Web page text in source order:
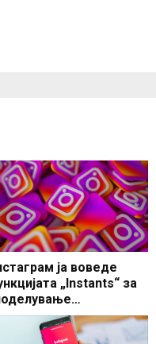
ја воведе
„Instants“ за
со одредени